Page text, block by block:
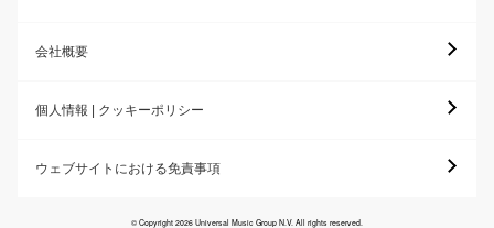
会社概要
個人情報 | クッキーポリシー
ウェブサイトにおける免責事項
© Copyright 2026 Universal Music Group N.V. All rights reserved.